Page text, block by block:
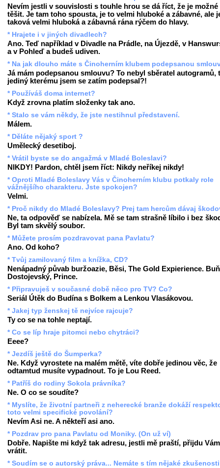
Nevím jestli v souvislosti s touhle hrou se dá říct, že je možné
těšit. Je tam toho spousta, je to velmi hluboké a zábavné, ale
taková velmi hluboká a zábavná rána rýčem do hlavy.
* Hrajete i v jiných divadlech?
Ano. Teď například v Divadle na Prádle, na Újezdě, v
a v Pohleď a budeš udiven.
* Na jak dlouho máte s Činoherním klubem podepsanou
Já mám podepsanou smlouvu? To nebyl sběratel autogramů,
jediný kterému jsem se zatím podepsal?!
* Používáš doma internet?
Když zrovna platím složenky tak ano.
* Stalo se vám někdy, že jste nestihnul představení.
Málem.
* Děláte nějaký sport ?
Umělecký desetiboj.
* Vrátil byste se do angažmá v Mladé Boleslavi?
NIKDY! Pardon, chtěl jsem říct: Nikdy neříkej nikdy!
* Oproti Mladé Boleslavy Vás v Činoherním klubu potkaly role
vážnějšího charakteru. Jste spokojen?
Velmi.
* Proč nikdy do Mladé Boleslavy? Prej tam hercům dávaj
Ne, ta odpověď se nabízela. Mě se tam strašně líbilo i bez
Byl tam skvělý soubor.
* Můžete prosím pozdravovat pana Pavlatu?
Ano. Od koho?
* Tvůj zamilovaný film a knížka, CD?
Nenápadný půvab buržoazie, Běsi, The Gold Expierience.
Dostojevský, Prince.
* Připravuješ v současné době něco pro TV? Co?
Seriál Útěk do Budína s Bolkem a Lenkou Vlasákovou.
* Jakej typ ženskej tě nejvíce rajcuje?
Ty co se na tohle neptají.
* Co se líp hraje pitomci nebo chytráci?
Eeee?
* Jezdíš ještě do Šumperka?
Ne. Když vyrostete na malém mětě, víte dobře jedinou věc, že
odtamtud musíte vypadnout. To je Lou Reed.
* Patříš do rodiny Sokola právníka?
Ne. O co se soudíte?
* Myslíte, že životní partneři z neherecké branže dokáží
toto velmi specifické povolání?
Nevím Asi ne. A někteří asi ano.
* Pozdrav pro pana Pavlatu od Moniky. (On už ví)
Dobře. Napište mi když tak adresu, jestli mě praští, přijdu
vrátit.
* Soudím se o autorský práva... Nemáte s tím nějaké